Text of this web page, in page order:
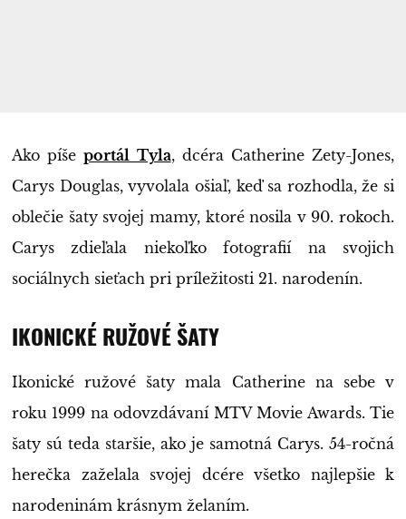
Ako píšeportál Tyla, dcéra Catherine Zety-Jones,
Carys Douglas, vyvolala ošiaľ, keď sa rozhodla, že si
oblečie šaty svojej mamy, ktoré nosila v 90. rokoch.
Carys zdieľala niekoľko fotografií na svojich
sociálnych sieťach pri príležitosti 21. narodenín.
IKONICKÉ RUŽOVÉ ŠATY
Ikonické ružové šaty mala Catherine na sebe v
roku 1999 na odovzdávaní MTV Movie Awards. Tie
šaty sú teda staršie, ako je samotná Carys. 54-ročná
herečka zaželala svojej dcére všetko najlepšie k
narodeninám krásnym želaním.